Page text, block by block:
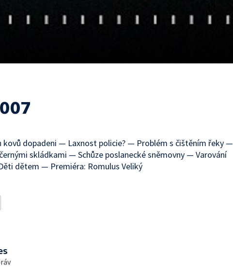
kovů dopadeni — Laxnost policie? — Problém s čištěním řeky —
skládkami — Schůze poslanecké sněmovny — Varování
dětem — Premiéra: Romulus Veliký